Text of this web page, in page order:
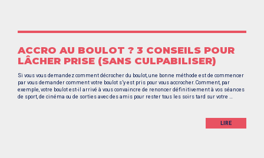
ACCRO AU BOULOT ? 3 CONSEILS POUR
LÂCHER PRISE (SANS CULPABILISER)
Si vous vous demandez comment décrocher du boulot, une bonne méthode est de commencer
par vous demander comment votre boulot s’y est pris pour vous accrocher. Comment, par
exemple, votre boulot est-il arrivé à vous convaincre de renoncer définitivement à vos séances
de sport, de cinéma ou de sorties avec des amis pour rester tous les soirs tard sur votre …
LIRE